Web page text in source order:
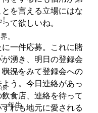
。
レン。
年生。
を言える立場にはな
て欲しいね。
一件応募。これに賭
湧き、明日の登録会
況をみて登録会への
う。今日連絡があっ
食店、連絡を待って
れも地元に愛される